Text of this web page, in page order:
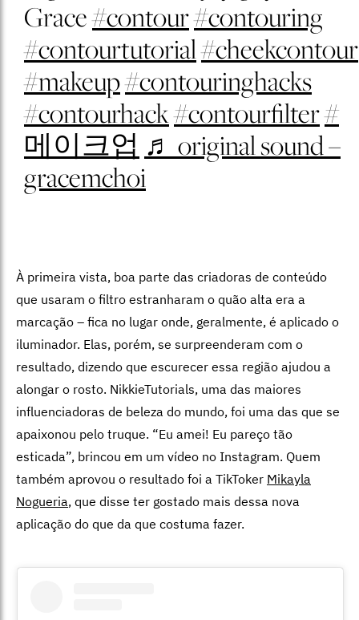
Grace#contour#contouring
#contourtutorial#cheekcontour
#makeup#contouringhacks
#contourhack#contourfilter#
메이크업 ♬ original sound –
gracemchoi
À primeira vista, boa parte das criadoras de conteúdo
que usaram o filtro estranharam o quão alta era a
marcação – fica no lugar onde, geralmente, é aplicado o
iluminador. Elas, porém, se surpreenderam com o
resultado, dizendo que escurecer essa região ajudou a
alongar o rosto. NikkieTutorials, uma das maiores
influenciadoras de beleza do mundo, foi uma das que se
apaixonou pelo truque. “Eu amei! Eu pareço tão
esticada”, brincou em um vídeo no Instagram. Quem
também aprovou o resultado foi a TikToker Mikayla
Nogueria, que disse ter gostado mais dessa nova
aplicação do que da que costuma fazer.